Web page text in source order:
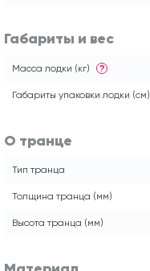
Габариты и вес
Масса лодки (кг) ?
Габариты упаковки лодки (см)
О транце
Тип транца
Толщина транца (мм)
Высота транца (мм)